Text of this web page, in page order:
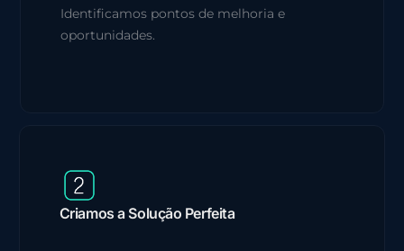
Identificamos pontos de melhoria e
oportunidades.
Criamos a Solução Perfeita